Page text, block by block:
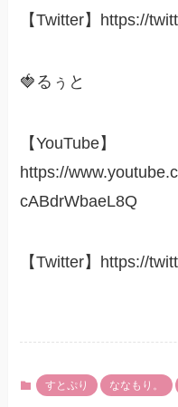
【Twitter】https://
🍓るぅと
【YouTube】
https://
cABdrWbaeL8Q
【Twitter】https://
すとぷり ななもり。